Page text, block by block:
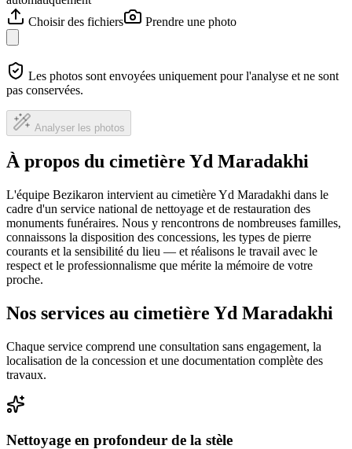
Choisir des fichiers
Prendre une photo
Les photos sont envoyées uniquement pour l'analyse et ne sont
pas conservées.
Analyser les photos
À propos du cimetière Yd Maradakhi
L'équipe Bezikaron intervient au cimetière Yd Maradakhi dans le
cadre d'un service national de nettoyage et de restauration des
monuments funéraires. Nous y rencontrons de nombreuses familles,
connaissons la disposition des concessions, les types de pierre
courants et la sensibilité du lieu — et réalisons le travail avec le
respect et le professionnalisme que mérite la mémoire de votre
proche.
Nos services au cimetière Yd Maradakhi
Chaque service comprend une consultation sans engagement, la
localisation de la concession et une documentation complète des
travaux.
Nettoyage en profondeur de la stèle